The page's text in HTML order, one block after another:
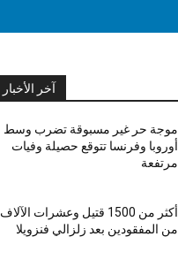
آخر الأخبار
موجة حر غير مسبوقة تضرب وسط
أوروبا وفرنسا تتوقع حصيلة وفيات
مرتفعة
أكثر من 1500 قتيل وعشرات الآلاف
من المفقودين بعد زلزالي فنزويلا